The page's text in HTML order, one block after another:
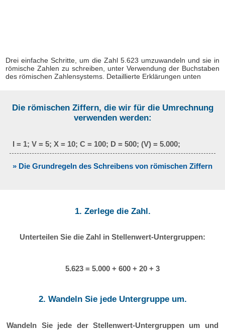
Drei einfache Schritte, um die Zahl 5.623 umzuwandeln und sie in
römische Zahlen zu schreiben, unter Verwendung der Buchstaben
des römischen Zahlensystems. Detaillierte Erklärungen unten
Die römischen Ziffern, die wir für die Umrechnung
verwenden werden:
I = 1; V = 5; X = 10; C = 100; D = 500; (V) = 5.000;
» Die Grundregeln des Schreibens von römischen Ziffern
1. Zerlege die Zahl.
Unterteilen Sie die Zahl in Stellenwert-Untergruppen:
5.623 = 5.000 + 600 + 20 + 3
2. Wandeln Sie jede Untergruppe um.
Wandeln Sie jede der Stellenwert-Untergruppen um und